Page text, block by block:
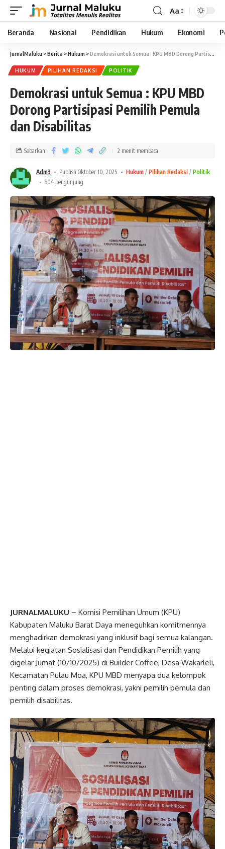
Aa
Beranda Nasional Pendidikan Hukum Ekonomi
JurnalMaluku >Berita >Hukum >Demokrasi untuk Semua : KPU MBD Dorong Partisipasi Pemilih Pemula dan Disabilitas
HUKUM PILIHAN REDAKSI POLITIK
Demokrasi untuk Semua : KPU MBD
Dorong Partisipasi Pemilih Pemula
dan Disabilitas
Adm3 Publish Oktober 10, 2025 Hukum Pilihan Redaksi
Politik
804 pengunjung
Sebarkan 2 menit membaca
JURNALMALUKU – Komisi Pemilihan Umum (KPU)
Kabupaten Maluku Barat Daya meneguhkan komitmennya
menghadirkan demokrasi yang inklusif bagi semua kalangan.
Melalui kegiatan Sosialisasi dan Pendidikan Pemilih yang
digelar Jumat (10/10/2025) di Builder Coffee, Desa Wakarleli,
Kecamatan Pulau Moa, KPU MBD menyapa dua kelompok
penting dalam proses demokrasi, yakni pemilih pemula dan
pemilih disabilitas.